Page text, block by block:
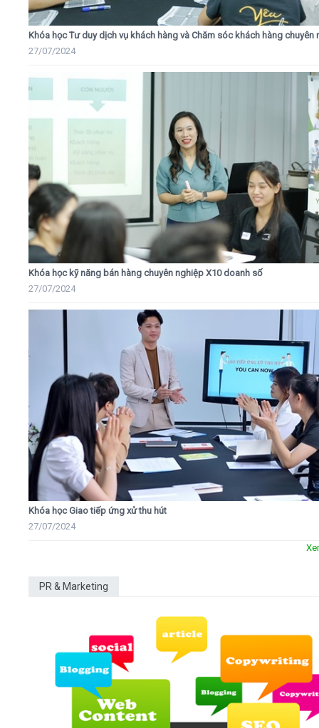
Khóa học Tư duy dịch vụ khách hàng và Chăm sóc khách hàng chuyên
27/07/2024
Khóa học kỹ năng bán hàng chuyên nghiệp X10 doanh số
27/07/2024
Khóa học Giao tiếp ứng xử thu hút
27/07/2024
PR & Marketing